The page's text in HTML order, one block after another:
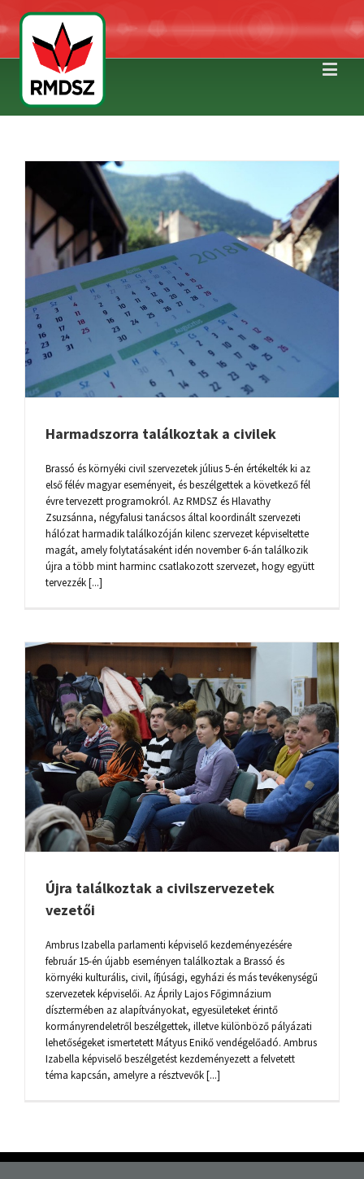
Harmadszorra találkoztak a civilek
Brassó és környéki civil szervezetek július 5-én értékelték ki az
első félév magyar eseményeit, és beszélgettek a következő fél
évre tervezett programokról. Az RMDSZ és Hlavathy
Zsuzsánna, négyfalusi tanácsos által koordinált szervezeti
hálózat harmadik találkozóján kilenc szervezet képviseltette
magát, amely folytatásaként idén november 6-án találkozik
újra a több mint harminc csatlakozott szervezet, hogy együtt
tervezzék [...]
Újra találkoztak a civilszervezetek
vezetői
Ambrus Izabella parlamenti képviselő kezdeményezésére
február 15-én újabb eseményen találkoztak a Brassó és
környéki kulturális, civil, ífjúsági, egyházi és más tevékenységű
szervezetek képviselői. Az Áprily Lajos Főgimnázium
dísztermében az alapítványokat, egyesületeket érintő
kormányrendeletről beszélgettek, illetve különböző pályázati
lehetőségeket ismertetett Mátyus Enikő vendégelőadó. Ambrus
Izabella képviselő beszélgetést kezdeményezett a felvetett
téma kapcsán, amelyre a résztvevők [...]